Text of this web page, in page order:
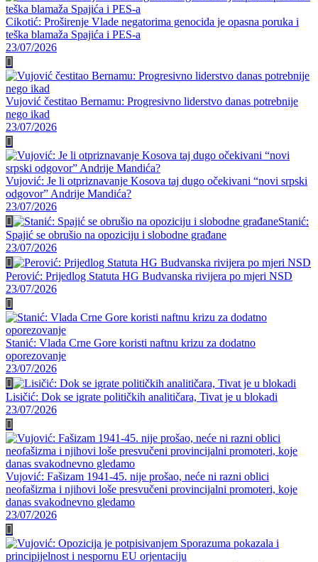
Cikotić: Proširenje Vlade negatorima genocida je opasna poruka i
teška blamaža Spajića i PES-a
23/07/2026
Vujović čestitao Bernamu: Progresivno liderstvo danas potrebnije
nego ikad
23/07/2026
Vujović: Je li otpriznavanje Kosova taj dugo očekivani “novi srpski
odgovor” Andrije Mandića?
23/07/2026
Stanić:
Spajić se obrušio na opoziciju i slobodne građane
23/07/2026
Perović: Prijedlog Statuta HG Budvanska rivijera po mjeri NSD
23/07/2026
Stanić: Vlada Crne Gore koristi naftnu krizu za dodatno
oporezovanje
23/07/2026
Lisičić: Dok se igrate političkih analitičara, Tivat je u blokadi
23/07/2026
Vujović: Fašizam 1941-45. nije prošao, neće ni razni oblici
neofašizma i njihovi loše presvučeni provincijalni promoteri, koje
danas svakodnevno gledamo
23/07/2026